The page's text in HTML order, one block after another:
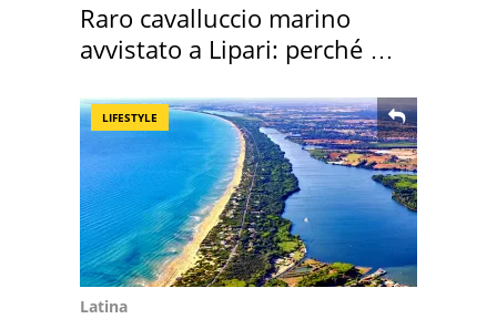
Raro cavalluccio marino
avvistato a Lipari: perché è
LIFESTYLE
Latina